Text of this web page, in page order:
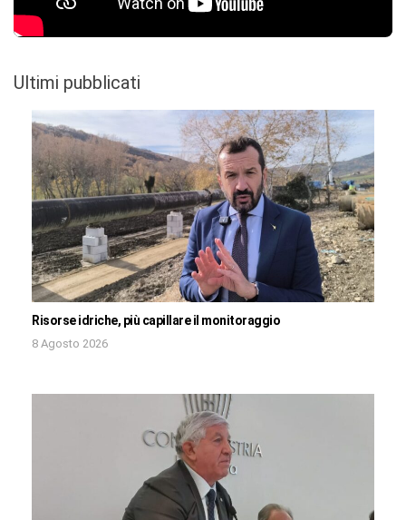
Ultimi pubblicati
Risorse idriche, più capillare il monitoraggio
8 Agosto 2026